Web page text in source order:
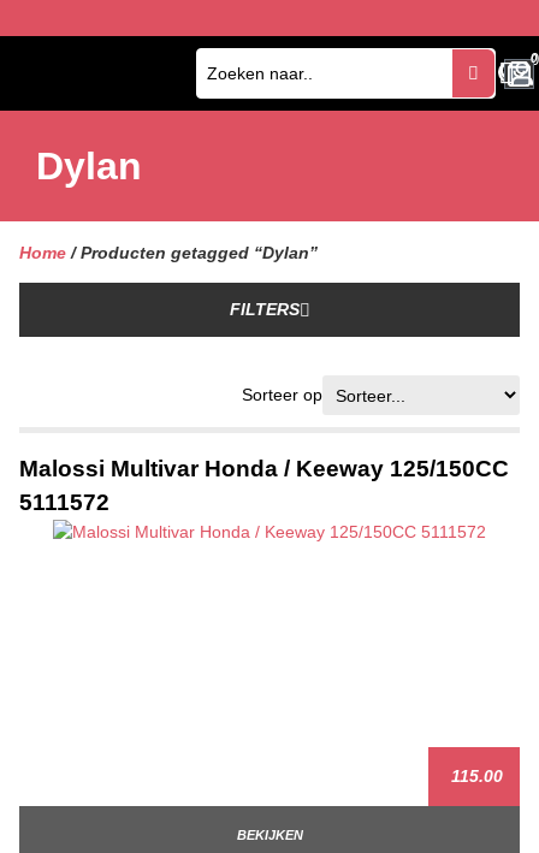
0
0
Dylan
Home / Producten getagged “Dylan”
FILTERS
Sorteer op
Malossi Multivar Honda / Keeway 125/150CC
5111572
115.00
BEKIJKEN